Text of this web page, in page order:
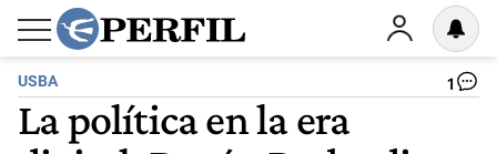
USBA 1
La política en la era